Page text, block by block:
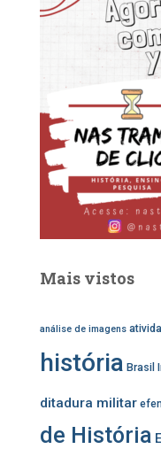
:
e
k
r
a
m
t
u
e
Mais vistos
análise de imagens
história Brasil
ditadura militar
de História